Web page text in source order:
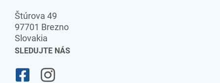
Štúrova 49
97701 Brezno
Slovakia
SLEDUJTE NÁS